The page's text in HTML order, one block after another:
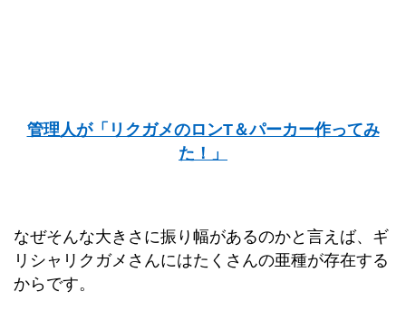
管理人が「リクガメのロンT＆パーカー作ってみ
た！」
なぜそんな大きさに振り幅があるのかと言えば、ギ
リシャリクガメさんにはたくさんの亜種が存在する
からです。